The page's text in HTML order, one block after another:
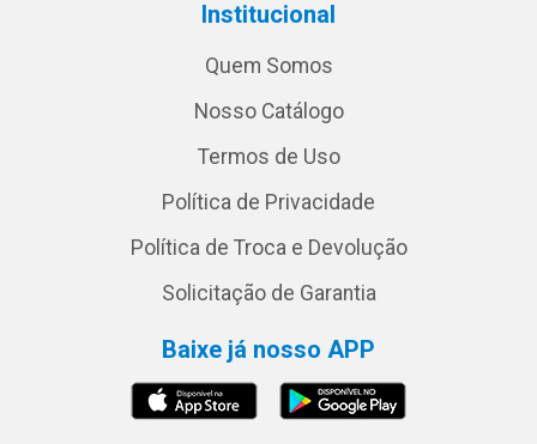
Institucional
Quem Somos
Nosso Catálogo
Termos de Uso
Política de Privacidade
Política de Troca e Devolução
Solicitação de Garantia
Baixe já nosso APP